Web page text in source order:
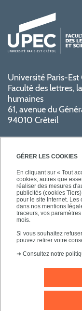
GÉRER LES COOKIES
En cliquant sur « Tout
cookies, autres que
réaliser des mesures
publicités (cookies
pour le site Internet. Les
dans nos mentions
traceurs, vos
mois.
Si vous souhaitez
pouvez retirer votre
➜ Consultez notre
Université Paris-Est
Faculté des lettres,
humaines
61, avenue du
94010 Créteil
PRATIQUE
NOS FORMATIONS